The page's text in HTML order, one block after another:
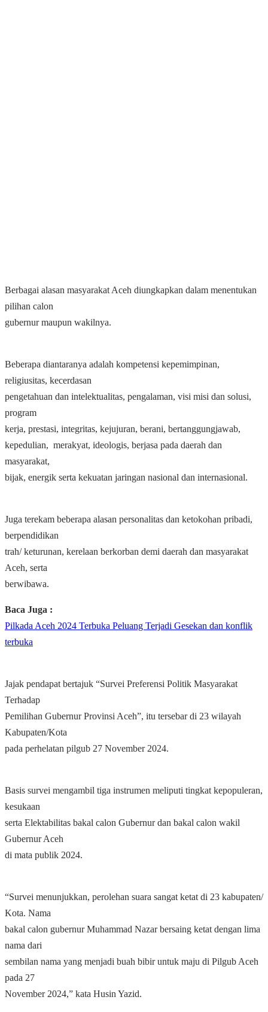
Berbagai alasan masyarakat Aceh diungkapkan dalam menentukan
pilihan calon
gubernur maupun wakilnya.
Beberapa diantaranya adalah kompetensi kepemimpinan,
religiusitas, kecerdasan
pengetahuan dan intelektualitas, pengalaman, visi misi dan solusi,
program
kerja, prestasi, integritas, kejujuran, berani, bertanggungjawab,
kepedulian, merakyat, ideologis, berjasa pada daerah dan
masyarakat,
bijak, energik serta kekuatan jaringan nasional dan internasional.
Juga terekam beberapa alasan personalitas dan ketokohan pribadi,
berpendidikan
trah/ keturunan, kerelaan berkorban demi daerah dan masyarakat
Aceh, serta
berwibawa.
Baca Juga :
Pilkada Aceh 2024 Terbuka Peluang Terjadi Gesekan dan konflik
terbuka
Jajak pendapat bertajuk “Survei Preferensi Politik Masyarakat
Terhadap
Pemilihan Gubernur Provinsi Aceh”, itu tersebar di 23 wilayah
Kabupaten/Kota
pada perhelatan pilgub 27 November 2024.
Basis survei mengambil tiga instrumen meliputi tingkat kepopuleran,
kesukaan
serta Elektabilitas bakal calon Gubernur dan bakal calon wakil
Gubernur Aceh
di mata publik 2024.
“Survei menunjukkan, perolehan suara sangat ketat di 23 kabupaten/
Kota. Nama
bakal calon gubernur Muhammad Nazar bersaing ketat dengan lima
nama dari
sembilan nama yang menjadi buah bibir untuk maju di Pilgub Aceh
pada 27
November 2024,” kata Husin Yazid.